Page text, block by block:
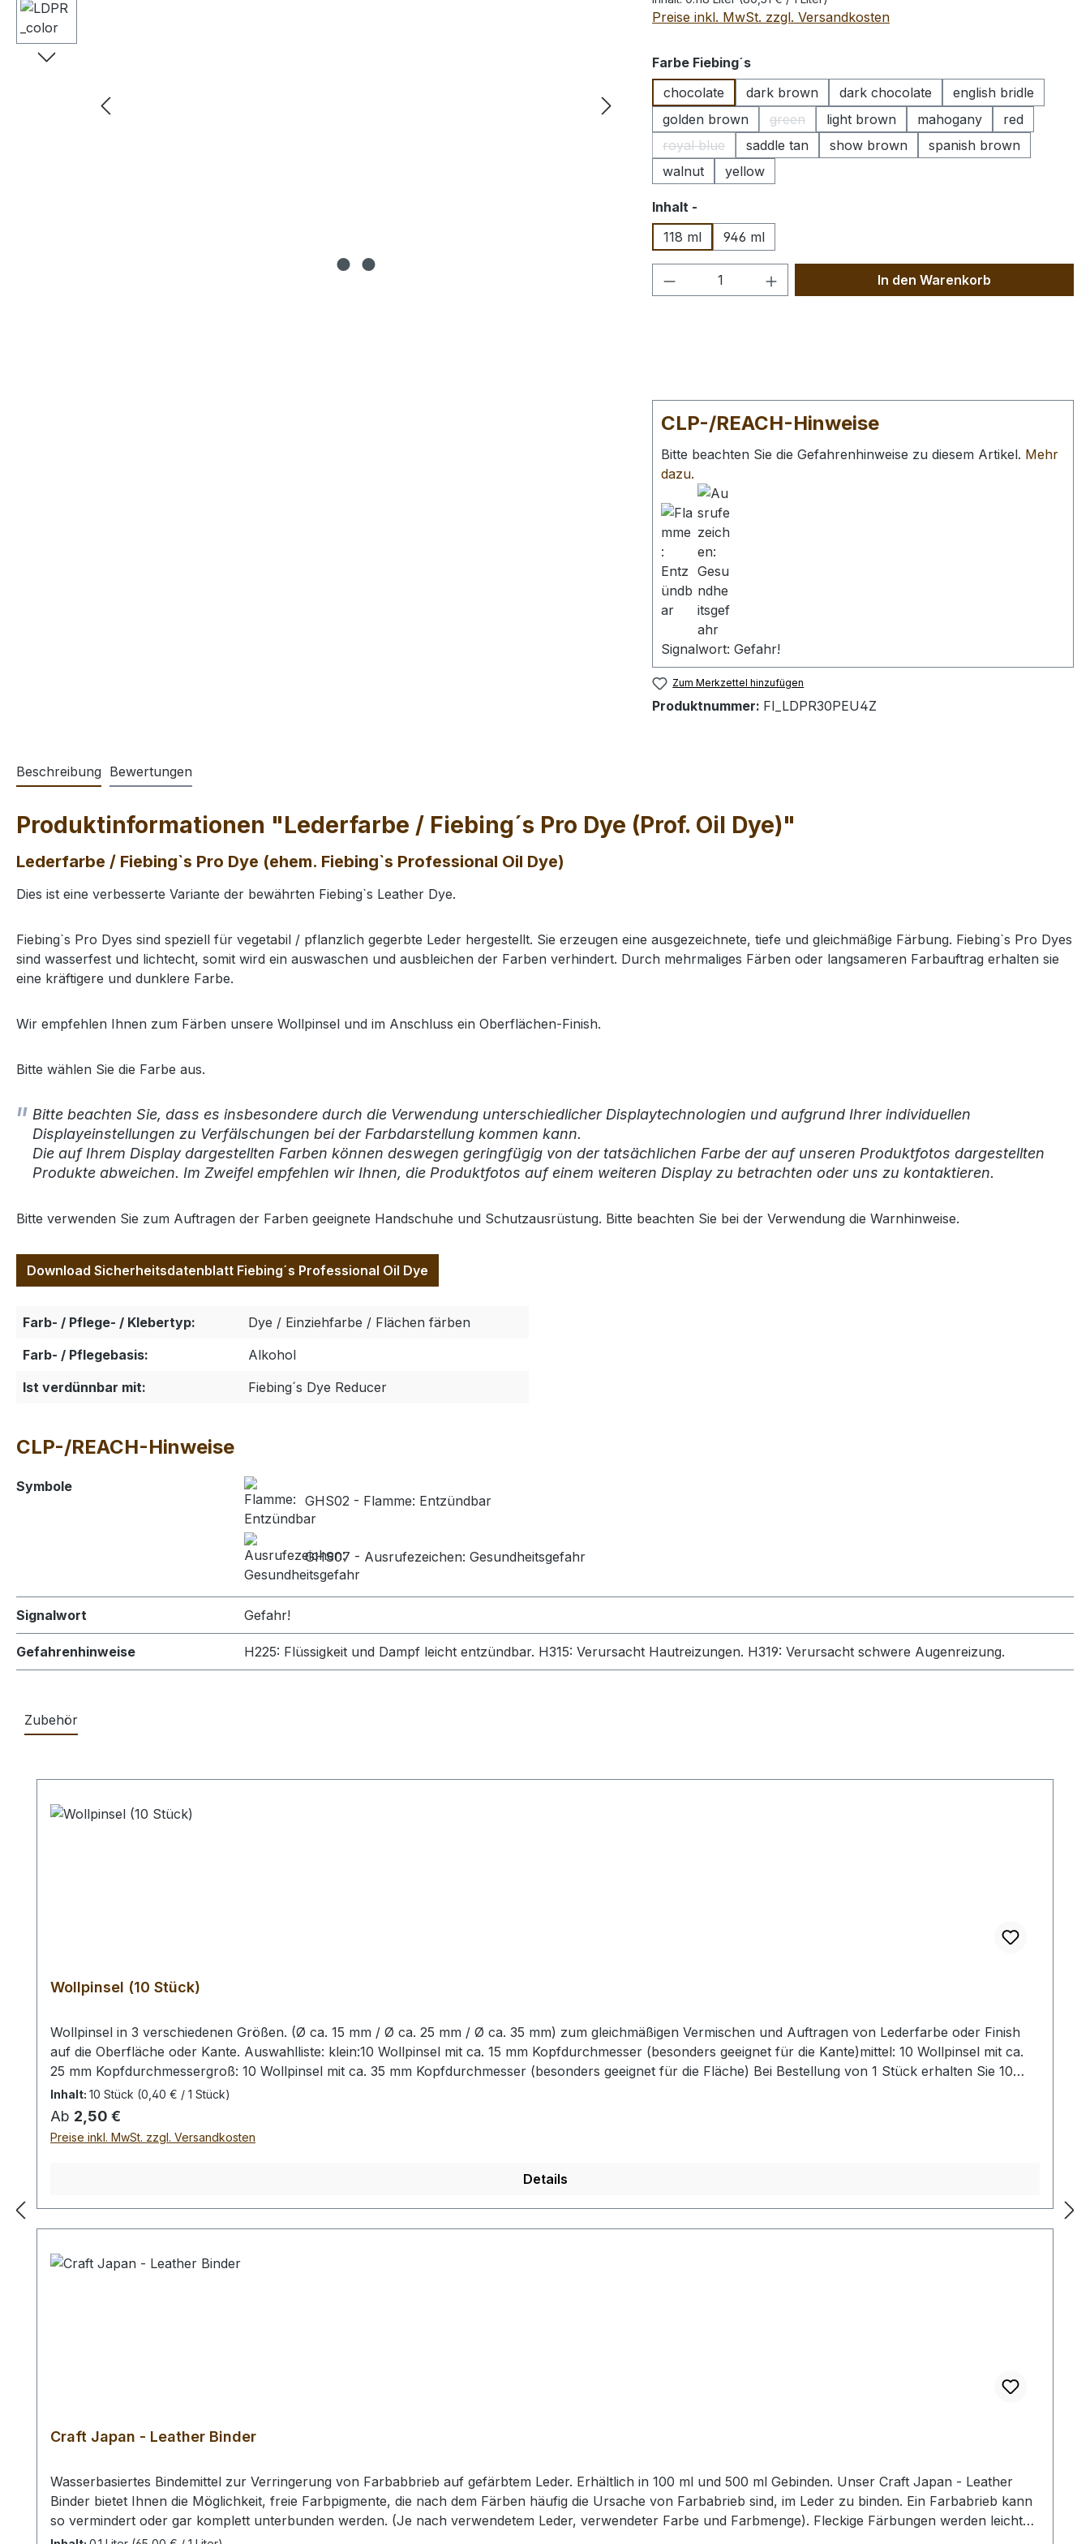
Preise inkl. MwSt. zzgl. Versandkosten
Farbe Fiebing´sauswählen
chocolate
dark brown dark chocolate
english bridle
golden brown
green
(Diese Option ist zurzeit nicht verfügbar.)
light brown mahogany
red
royal blue
(Diese Option ist zurzeit nicht verfügbar.)
saddle tan show brown
spanish brown
walnut
yellow
Inhalt -
118 ml
946 ml
Produkt Anzahl: Gib den gewünschten Wert
In den Warenkorb
CLP-/REACH-Hinweise
Bitte beachten Sie die Gefahrenhinweise zu diesem Artikel. Mehr
dazu.
Signalwort: Gefahr!
Zum Merkzettel hinzufügen
Produktnummer: FI_LDPR30PEU4Z
Beschreibung Bewertungen
Produktinformationen "Lederfarbe / Fiebing´s Pro Dye (Prof. Oil Dye)"
Lederfarbe / Fiebing`s Pro Dye (ehem. Fiebing`s Professional Oil Dye)
Dies ist eine verbesserte Variante der bewährten Fiebing`s Leather Dye.
Fiebing`s Pro Dyes sind speziell für vegetabil / pflanzlich gegerbte Leder hergestellt. Sie erzeugen eine ausgezeichnete, tiefe und gleichmäßige Färbung. Fiebing`s Pro Dyes
sind wasserfest und lichtecht, somit wird ein auswaschen und ausbleichen der Farben verhindert. Durch mehrmaliges Färben oder langsameren Farbauftrag erhalten sie
eine kräftigere und dunklere Farbe.
Wir empfehlen Ihnen zum Färben unsere Wollpinsel und im Anschluss ein Oberflächen-Finish.
Bitte wählen Sie die Farbe aus.
Bitte beachten Sie, dass es insbesondere durch die Verwendung unterschiedlicher Displaytechnologien und aufgrund Ihrer individuellen
Displayeinstellungen zu Verfälschungen bei der Farbdarstellung kommen kann.
Die auf Ihrem Display dargestellten Farben können deswegen geringfügig von der tatsächlichen Farbe der auf unseren Produktfotos dargestellten
Produkte abweichen. Im Zweifel empfehlen wir Ihnen, die Produktfotos auf einem weiteren Display zu betrachten oder uns zu kontaktieren.
Bitte verwenden Sie zum Auftragen der Farben geeignete Handschuhe und Schutzausrüstung. Bitte beachten Sie bei der Verwendung die Warnhinweise.
Download Sicherheitsdatenblatt Fiebing´s Professional Oil Dye
Farb- / Pflege- / Klebertyp:
Dye / Einziehfarbe / Flächen färben
Farb- / Pflegebasis:
Alkohol
Ist verdünnbar mit:
Fiebing´s Dye Reducer
CLP-/REACH-Hinweise
Symbole
GHS02 - Flamme: Entzündbar
GHS07 - Ausrufezeichen: Gesundheitsgefahr
Signalwort Gefahr!
Gefahrenhinweise H225: Flüssigkeit und Dampf leicht entzündbar. H315: Verursacht Hautreizungen. H319: Verursacht schwere Augenreizung.
Zubehör
Wollpinsel (10 Stück)
Wollpinsel in 3 verschiedenen Größen. (Ø ca. 15 mm / Ø ca. 25 mm / Ø ca. 35 mm) zum gleichmäßigen Vermischen und Auftragen von Lederfarbe oder Finish
auf die Oberfläche oder Kante. Auswahlliste: klein:10 Wollpinsel mit ca. 15 mm Kopfdurchmesser (besonders geeignet für die Kante)mittel: 10 Wollpinsel mit ca.
25 mm Kopfdurchmessergroß: 10 Wollpinsel mit ca. 35 mm Kopfdurchmesser (besonders geeignet für die Fläche) Bei Bestellung von 1 Stück erhalten Sie 10
Wollpinsel.
Inhalt: 10 Stück (0,40 € / 1 Stück)
Regulärer Preis:
Ab 2,50 €
Preise inkl. MwSt. zzgl. Versandkosten
Details
Craft Japan - Leather Binder
Wasserbasiertes Bindemittel zur Verringerung von Farbabbrieb auf gefärbtem Leder. Erhältlich in 100 ml und 500 ml Gebinden. Unser Craft Japan - Leather
Binder bietet Ihnen die Möglichkeit, freie Farbpigmente, die nach dem Färben häufig die Ursache von Farbabrieb sind, im Leder zu binden. Ein Farbabrieb kann
so vermindert oder gar komplett unterbunden werden. (Je nach verwendetem Leder, verwendeter Farbe und Farbmenge). Fleckige Färbungen werden leicht
ausgeglichen und das Leder wird durch den Auftrag wiederstandsfähiger. Es kann nach dem Färben wie ein Finish mit unseren Wollpinseln (Dauber), einem